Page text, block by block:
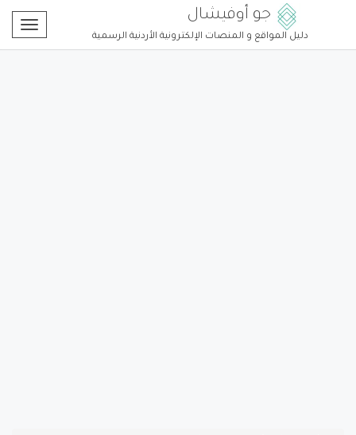
جو أوفيشال
دليل المواقع و المنصات الإلكترونية الأردنية الرسمية